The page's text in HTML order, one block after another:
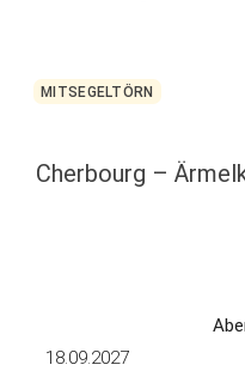
MITSEGELTÖRN
Cherbourg –
18.09.2027